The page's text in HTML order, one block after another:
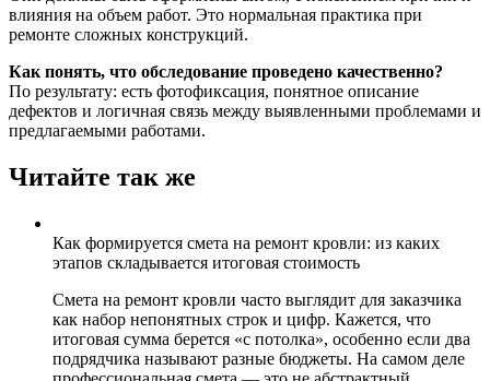
влияния на объем работ. Это нормальная практика при
ремонте сложных конструкций.
Как понять, что обследование проведено качественно?
По результату: есть фотофиксация, понятное описание
дефектов и логичная связь между выявленными проблемами и
предлагаемыми работами.
Читайте так же
Как формируется смета на ремонт кровли: из каких
этапов складывается итоговая стоимость
Смета на ремонт кровли часто выглядит для заказчика
как набор непонятных строк и цифр. Кажется, что
итоговая сумма берется «с потолка», особенно если два
подрядчика называют разные бюджеты. На самом деле